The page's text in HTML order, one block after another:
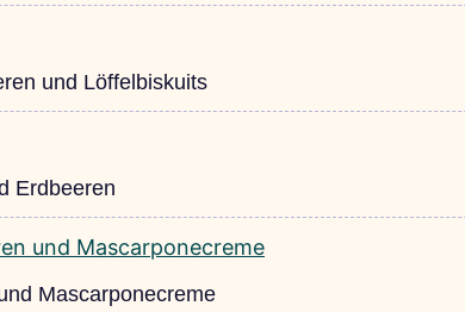
und Löffelbiskuits
Erdbeeren
Mascarponecreme